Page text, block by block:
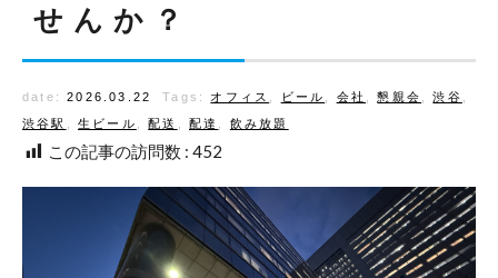
せんか？
date: 2026.03.22 Tags: オフィス ビール 会社 ,懇親会 ,渋谷
渋谷駅
,生ビール ,配送 ,配達 飲み放題
この記事の訪問数 : 452